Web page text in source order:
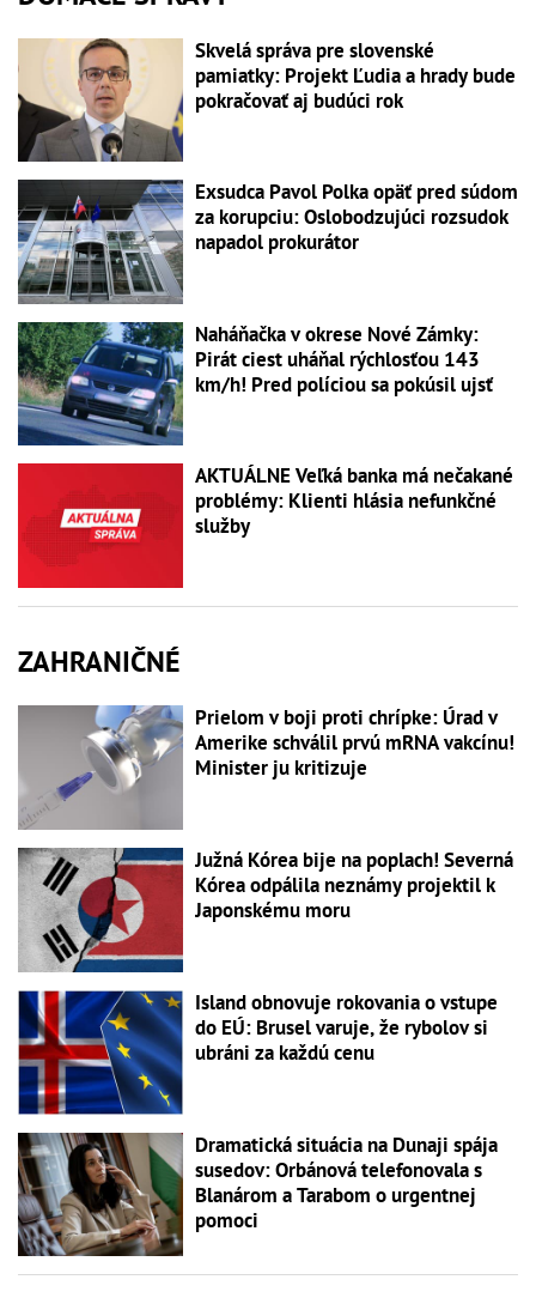
Skvelá správa pre slovenské
pamiatky: Projekt Ľudia a hrady bude
pokračovať aj budúci rok
Exsudca Pavol Polka opäť pred súdom
za korupciu: Oslobodzujúci rozsudok
napadol prokurátor
Naháňačka v okrese Nové Zámky:
Pirát ciest uháňal rýchlosťou 143
km/h! Pred políciou sa pokúsil ujsť
AKTUÁLNE Veľká banka má nečakané
problémy: Klienti hlásia nefunkčné
služby
ZAHRANIČNÉ
Prielom v boji proti chrípke: Úrad v
Amerike schválil prvú mRNA vakcínu!
Minister ju kritizuje
Južná Kórea bije na poplach! Severná
Kórea odpálila neznámy projektil k
Japonskému moru
Island obnovuje rokovania o vstupe
do EÚ: Brusel varuje, že rybolov si
ubráni za každú cenu
Dramatická situácia na Dunaji spája
susedov: Orbánová telefonovala s
Blanárom a Tarabom o urgentnej
pomoci